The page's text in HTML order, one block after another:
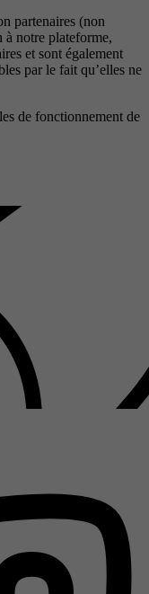
partenaires (non
à notre plateforme,
et sont également
par le fait qu’elles ne
de fonctionnement de